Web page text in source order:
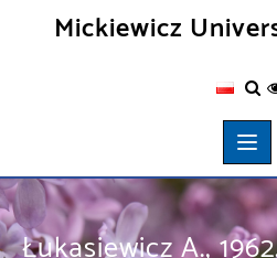
Mickiewicz
Łukasiewicz A.,